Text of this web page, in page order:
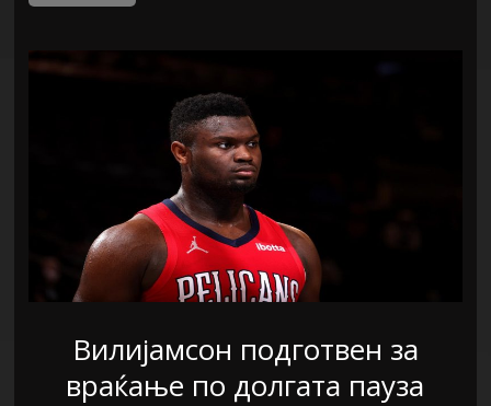
Вилијамсон подготвен за
враќање по долгата пауза